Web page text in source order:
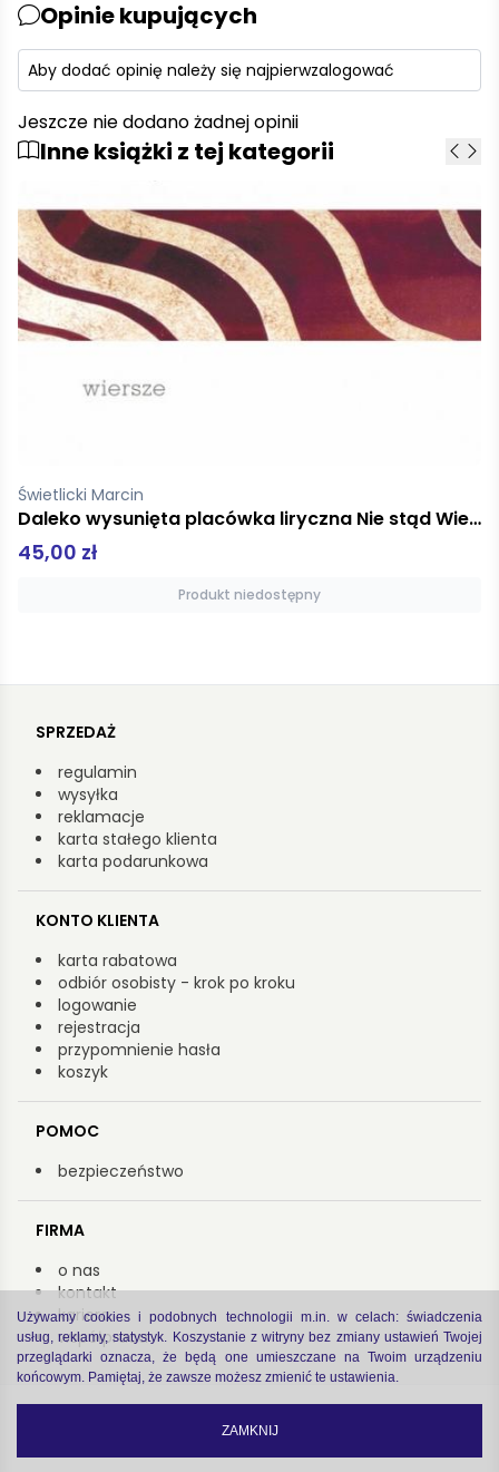
Używamy cookies i podobnych technologii m.in. w celach: świadczenia
usług, reklamy, statystyk. Koszystanie z witryny bez zmiany ustawień Twojej
przeglądarki oznacza, że będą one umieszczane na Twoim urządzeniu
końcowym. Pamiętaj, że zawsze możesz zmienić te ustawienia.
ZAMKNIJ
Opinie kupujących
Aby dodać opinię należy się najpierwzalogować
Jeszcze nie dodano żadnej opinii
Inne książki z tej kategorii
Daleko wysunięta placówka liryczna Nie stąd Wiersze
pz
Gilgamesz
16,00 zł
Produkt niedostępny
SPRZEDAŻ
regulamin
wysyłka
reklamacje
karta stałego klienta
karta podarunkowa
KONTO KLIENTA
karta rabatowa
odbiór osobisty - krok po kroku
logowanie
rejestracja
przypomnienie hasła
koszyk
POMOC
bezpieczeństwo
FIRMA
o nas
kontakt
kariera
współpraca
polityka prywatności